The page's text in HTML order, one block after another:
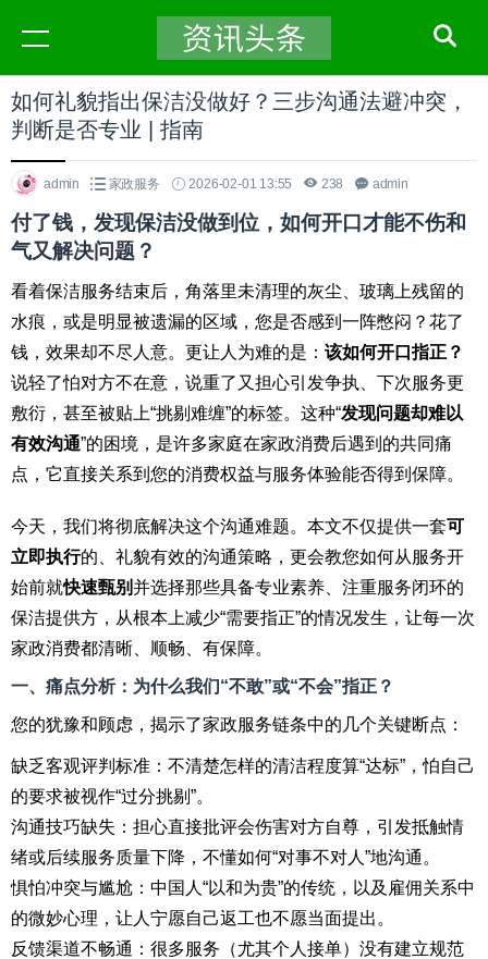
如何礼貌指出保洁没做好？三步沟通法避冲突，
判断是否专业 | 指南
admin 家政服务 2026-02-01 13:55 238 admin
付了钱，发现保洁没做到位，如何开口才能不伤和
气又解决问题？
看着保洁服务结束后，角落里未清理的灰尘、玻璃上残留的
水痕，或是明显被遗漏的区域，您是否感到一阵憋闷？花了
钱，效果却不尽人意。更让人为难的是： 该如何开口指正？
说轻了怕对方不在意，说重了又担心引发争执、下次服务更
敷衍，甚至被贴上“挑剔难缠”的标签。这种“发现问题却难以
有效沟通”的困境，是许多家庭在家政消费后遇到的共同痛
点，它直接关系到您的消费权益与服务体验能否得到保障。
今天，我们将彻底解决这个沟通难题。本文不仅提供一套可
立即执行的、礼貌有效的沟通策略，更会教您如何从服务开
始前就快速甄别并选择那些具备专业素养、注重服务闭环的
保洁提供方，从根本上减少“需要指正”的情况发生，让每一次
家政消费都清晰、顺畅、有保障。
一、痛点分析：为什么我们“不敢”或“不会”指正？
您的犹豫和顾虑，揭示了家政服务链条中的几个关键断点：
缺乏客观评判标准：不清楚怎样的清洁程度算“达标”，怕自己
的要求被视作“过分挑剔”。
沟通技巧缺失：担心直接批评会伤害对方自尊，引发抵触情
绪或后续服务质量下降，不懂如何“对事不对人”地沟通。
惧怕冲突与尴尬：中国人“以和为贵”的传统，以及雇佣关系中
的微妙心理，让人宁愿自己返工也不愿当面提出。
反馈渠道不畅通：很多服务（尤其个人接单）没有建立规范